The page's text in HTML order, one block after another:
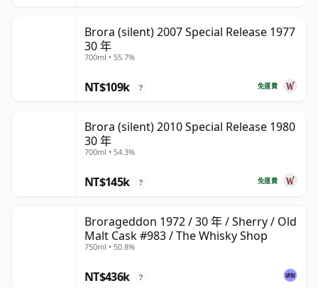
Brora (silent) 2007 Special Release 1977
30 年
700ml • 55.7%
免運費
NT$109k ?
Brora (silent) 2010 Special Release 1980
30 年
700ml • 54.3%
免運費
NT$145k ?
Brorageddon 1972 / 30 年 / Sherry / Old
Malt Cask #983 / The Whisky Shop
750ml • 50.8%
NT$436k ?